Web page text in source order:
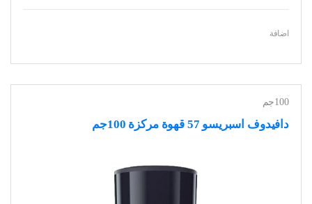
اضافة
100جم
دافيدوف اسبريسو 57 قهوة مركزة 100جم